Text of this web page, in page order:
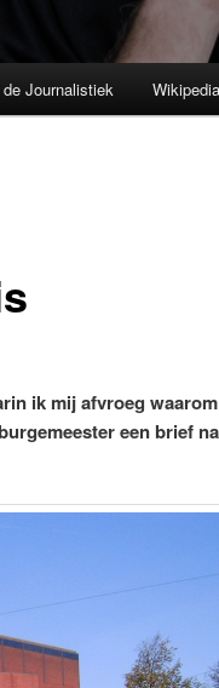
Journalistiek Wikipedia
ik mij afvroeg
een brief